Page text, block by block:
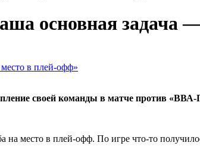
основная задача
своей команды в матче против «ВВА-
место в плей-офф. По игре что-то